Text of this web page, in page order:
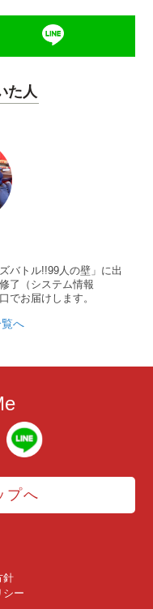
た人
バトル!!99人の壁」に出
了（システム情報
でお届けします。
へ
プへ
針
シー